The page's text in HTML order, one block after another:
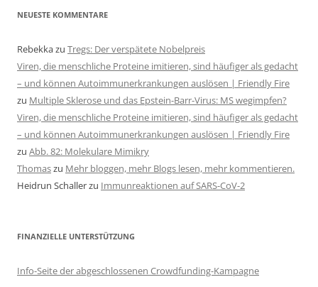
NEUESTE KOMMENTARE
Rebekkazu Tregs: Der verspätete Nobelpreis
Viren, die menschliche Proteine imitieren, sind häufiger als gedacht
– und können Autoimmunerkrankungen auslösen | Friendly Fire
zu Multiple Sklerose und das Epstein-Barr-Virus: MS wegimpfen?
Viren, die menschliche Proteine imitieren, sind häufiger als gedacht
– und können Autoimmunerkrankungen auslösen | Friendly Fire
zu Abb. 82: Molekulare Mimikry
Thomaszu Mehr bloggen, mehr Blogs lesen, mehr kommentieren.
Heidrun Schallerzu Immunreaktionen auf SARS-CoV-2
FINANZIELLE UNTERSTÜTZUNG
Info-Seite der abgeschlossenen Crowdfunding-Kampagne